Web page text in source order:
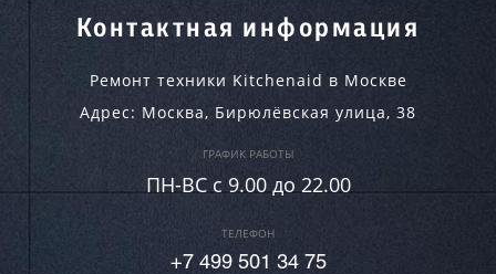
Контактная информация
Ремонт техники Kitchenaid в Москве
Адрес: Москва, Бирюлёвская улица, 38
ГРАФИК РАБОТЫ
ПН-ВC c 9.00 до 22.00
ТЕЛЕФОН
+7 499 501 34 75